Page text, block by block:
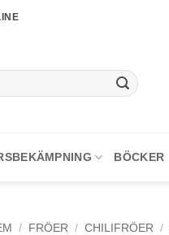
BÖCKER
/ FRÖER / CHILIFRÖER /